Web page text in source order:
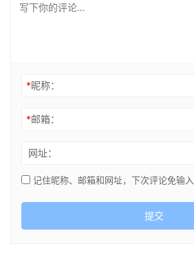
*昵称：
*邮箱：
网址：
记住昵称、邮箱和网址，下次评论免输入
提交